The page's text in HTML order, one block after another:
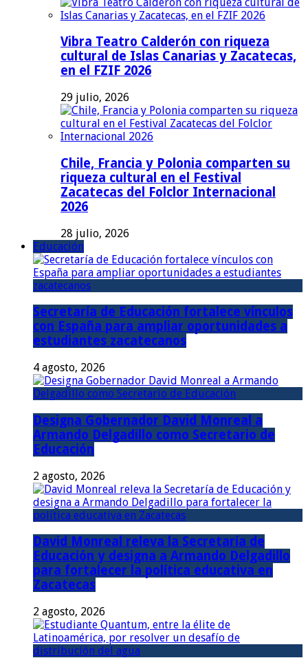
Vibra Teatro Calderón con riqueza
cultural de Islas Canarias y Zacatecas,
en el FZIF 2026
29 julio, 2026
Chile, Francia y Polonia comparten su
riqueza cultural en el Festival
Zacatecas del Folclor Internacional
2026
28 julio, 2026
Educación
Secretaría de Educación fortalece vínculos
con España para ampliar oportunidades a
estudiantes zacatecanos
4 agosto, 2026
Designa Gobernador David Monreal a
Armando Delgadillo como Secretario de
Educación
2 agosto, 2026
David Monreal releva la Secretaría de
Educación y designa a Armando Delgadillo
para fortalecer la política educativa en
Zacatecas
2 agosto, 2026